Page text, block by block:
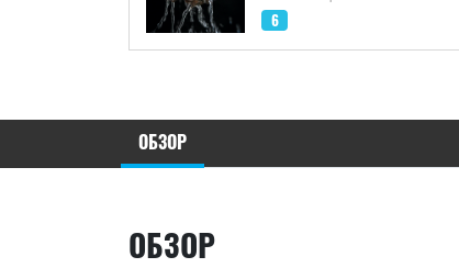
6
ОБЗОР
ОБЗОР